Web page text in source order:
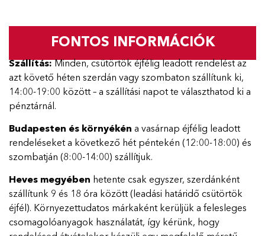
FONTOS INFORMÁCIÓK
Szállítás: Minden, csütörtök éjfélig leadott rendelést az
azt követő héten szerdán vagy szombaton szállítunk ki,
14:00-19:00 között – a szállítási napot te választhatod ki a
pénztárnál.
Budapesten és környékén a vasárnap éjfélig leadott
rendeléseket a következő hét péntekén (12:00-18:00) és
szombatján (8:00-14:00) szállítjuk.
Heves megyében hetente csak egyszer, szerdánként
szállítunk 9 és 18 óra között (leadási határidő csütörtök
éjfél). Környezettudatos márkaként kerüljük a felesleges
csomagolóanyagok használatát, így kérünk, hogy